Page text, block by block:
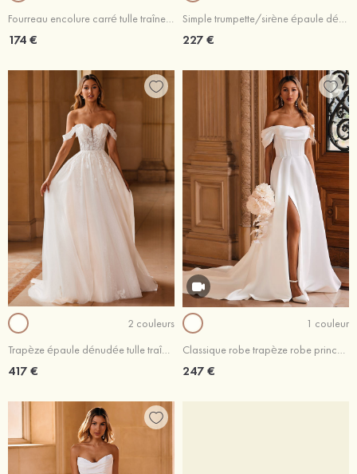
Fourreau encolure carré tulle traîne amovible robe de mariée avec dentelle fleurs ceinture
174 €
Simple trumpette/sirène épaule dénudée crêpe élastique traîne cour robe de mariée
227 €
2 couleurs
Trapèze épaule dénudée tulle traîne balayage robe de mariée
417 €
1 couleur
Classique robe trapèze robe princesse épaule dénudée traîne chapelle satin robe de mariée
247 €